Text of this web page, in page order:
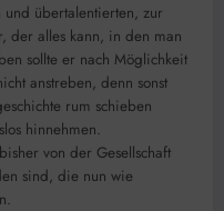
und übertalentierten, zur
der alles kann, in den man
sollte er nach Möglichkeit
anstreben, denn sonst
rum schieben
hinnehmen.
von der Gesellschaft
sind, die nun wie